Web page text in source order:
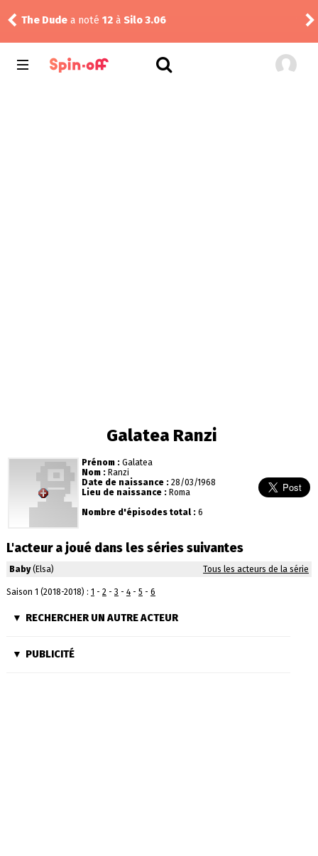
The Dude a noté 12 à Silo 3.06
Galatea Ranzi
Prénom : Galatea
Nom : Ranzi
Date de naissance : 28/03/1968
Lieu de naissance : Roma
Nombre d'épisodes total : 6
L'acteur a joué dans les séries suivantes
Baby(Elsa) Tous les acteurs de la série
Saison 1 (2018-2018) : 1 - 2- 3 - 4- 5 - 6
RECHERCHER UN AUTRE ACTEUR
PUBLICITÉ